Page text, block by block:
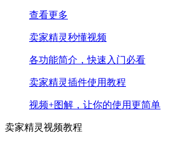
查看更多
卖家精灵秒懂视频
各功能简介，快速入门必看
卖家精灵插件使用教程
视频+图解，让你的使用更简单
卖家精灵视频教程